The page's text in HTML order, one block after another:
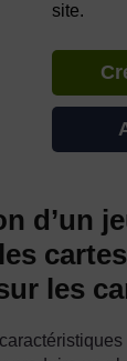
site.
d’un
les